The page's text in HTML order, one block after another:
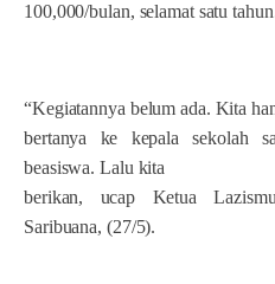
100,000/bulan, selamat satu
“Kegiatannya belum ada. Kita
bertanya ke kepala sekolah
beasiswa. Lalu kita
berikan, ucap Ketua
Saribuana, (27/5).